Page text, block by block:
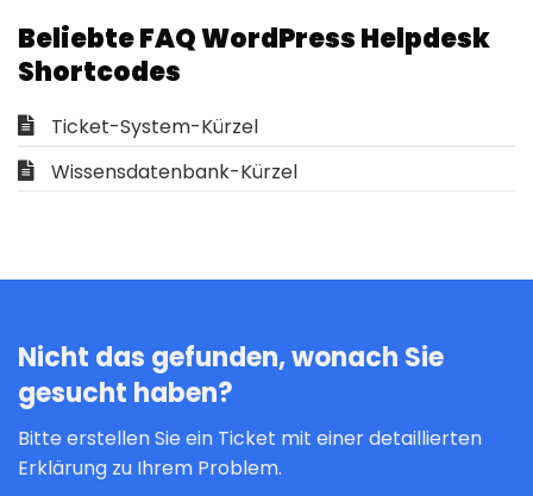
Beliebte FAQ WordPress Helpdesk
Shortcodes
Ticket-System-Kürzel
Wissensdatenbank-Kürzel
Nicht das gefunden, wonach Sie
gesucht haben?
Bitte erstellen Sie ein Ticket mit einer detaillierten
Erklärung zu Ihrem Problem.